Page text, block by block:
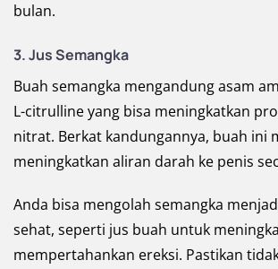
bulan.
3. Jus Semangka
Buah semangka mengandung asam
L-citrulline yang bisa meningkatkan
nitrat. Berkat kandungannya, buah ini
meningkatkan aliran darah ke penis
Anda bisa mengolah semangka
sehat, seperti jus buah untuk
mempertahankan ereksi. Pastikan